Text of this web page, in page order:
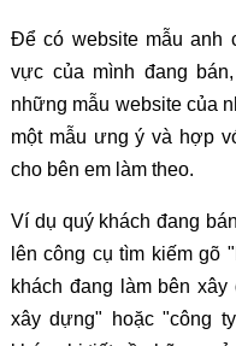
Để có website mẫu anh
vực của mình đang
những mẫu website của
một mẫu ưng ý và hợp
cho bên em làm theo.
Ví dụ quý khách đang
lên công cụ tìm kiếm gõ
khách đang làm bên
xây dựng" hoặc "công